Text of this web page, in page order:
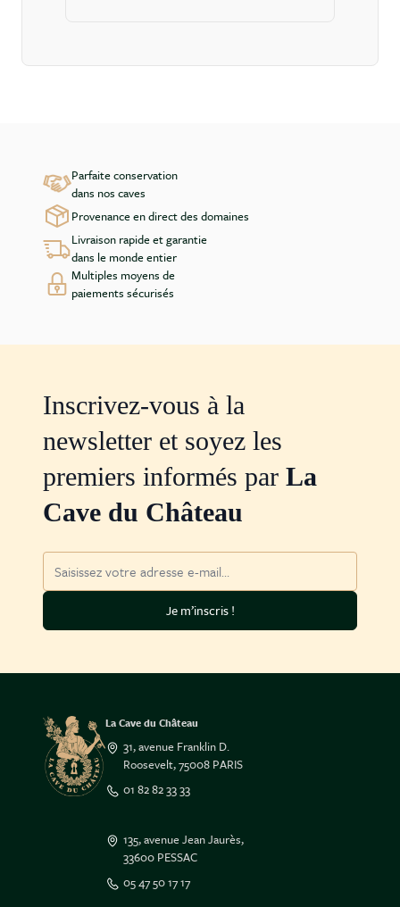
Parfaite conservation
dans nos caves
Provenance en direct des domaines
Livraison rapide et garantie
dans le monde entier
Multiples moyens de
paiements sécurisés
Inscrivez-vous à la
newsletter et soyez les
premiers informés par La
Cave du Château
Je m’inscris !
La Cave du Château
31, avenue Franklin D.
Roosevelt, 75008 PARIS
01 82 82 33 33
135, avenue Jean Jaurès,
33600 PESSAC
05 47 50 17 17